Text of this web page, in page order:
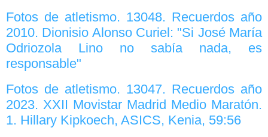
Fotos de atletismo. 13048. Recuerdos año
2010. Dionisio Alonso Curiel: "Si José María
Odriozola Lino no sabía nada, es
responsable"
Fotos de atletismo. 13047. Recuerdos año
2023. XXII Movistar Madrid Medio Maratón.
1. Hillary Kipkoech, ASICS, Kenia, 59:56